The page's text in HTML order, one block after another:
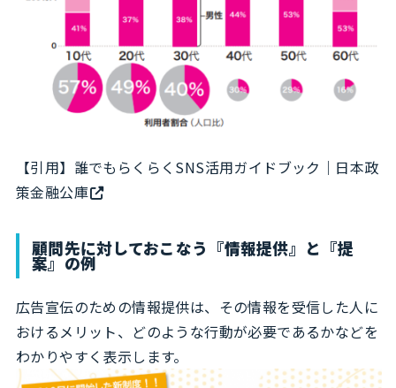
【引用】 誰でもらくらくSNS活用ガイドブック｜日本政
策金融公庫
顧問先に対しておこなう『情報提供』と『提
案』の例
広告宣伝のための情報提供は、その情報を受信した人に
おけるメリット、どのような行動が必要であるかなどを
わかりやすく表示します。